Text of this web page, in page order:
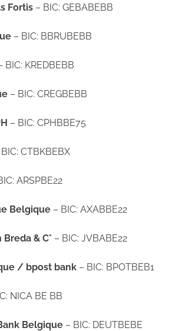
Fortis– BIC: GEBABEBB
– BIC: BBRUBEBB
BIC: KREDBEBB
– BIC: CREGBEBB
– BIC: CPHBBE75
CTBKBEBX
ARSPBE22
Belgique– BIC: AXABBE22
Breda & C° – BIC: JVBABE22
/ bpost bank– BIC: BPOTBEB1
NICA BE BB
Belgique– BIC: DEUTBEBE